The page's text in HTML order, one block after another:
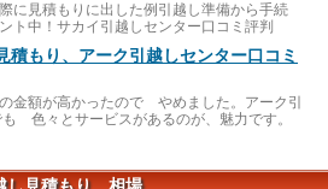
に見積もりに出した例引越し準備から手続
ト中！サカイ引越しセンター口コミ評判
積もり、アーク引越しセンター口コミ
金額が高かったので やめました。アーク引
色々とサービスがあるのが、魅力です。